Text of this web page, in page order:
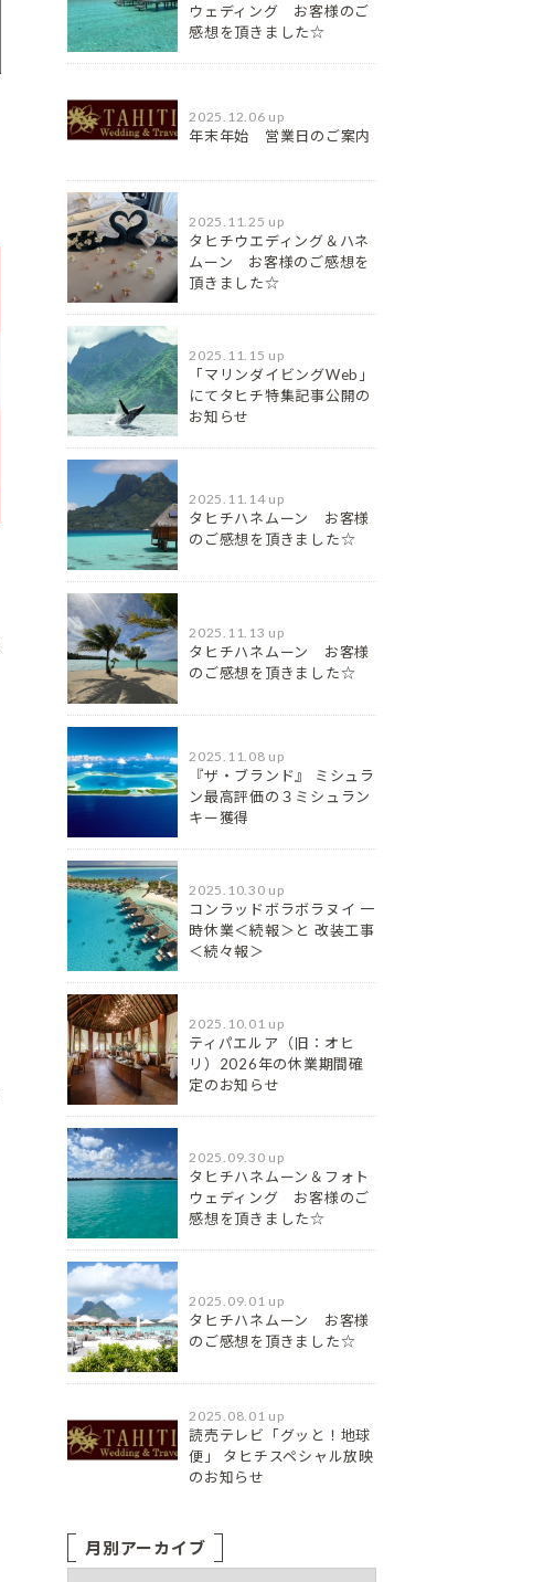
ウェディング お客様のご
感想を頂きました☆
2025.12.06 up
年末年始 営業日のご案内
2025.11.25 up
タヒチウエディング＆ハネ
ムーン お客様のご感想を
頂きました☆
2025.11.15 up
「マリンダイビングWeb」
にてタヒチ特集記事公開の
お知らせ
2025.11.14 up
タヒチハネムーン お客様
のご感想を頂きました☆
2025.11.13 up
タヒチハネムーン お客様
のご感想を頂きました☆
2025.11.08 up
『ザ・ブランド』 ミシュラ
ン最⾼評価の３ミシュラン
キー獲得
2025.10.30 up
コンラッドボラボラヌイ 一
時休業＜続報＞と 改装工事
＜続々報＞
2025.10.01 up
ティパエルア（旧：オヒ
リ）2026年の休業期間確
定のお知らせ
2025.09.30 up
タヒチハネムーン＆フォト
ウェディング お客様のご
感想を頂きました☆
2025.09.01 up
タヒチハネムーン お客様
のご感想を頂きました☆
2025.08.01 up
読売テレビ「グッと！地球
便」 タヒチスペシャル放映
のお知らせ
月別アーカイブ